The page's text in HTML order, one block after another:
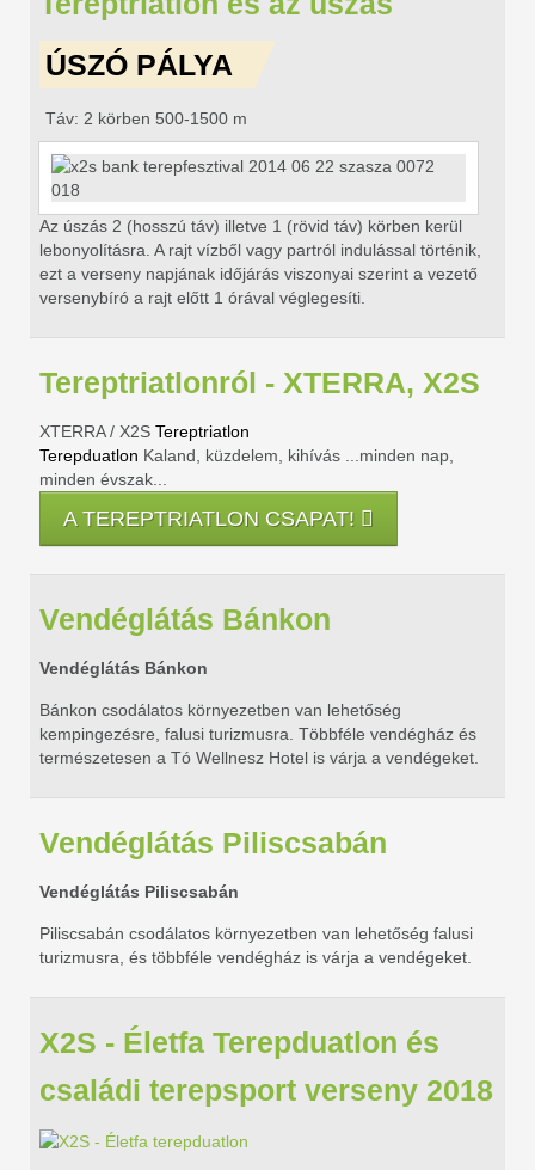
ÚSZÓ PÁLYA
Táv: 2 körben 500-1500 m
Az úszás 2 (hosszú táv) illetve 1 (rövid táv) körben kerül
lebonyolításra. A rajt vízből vagy partról indulással történik,
ezt a verseny napjának időjárás viszonyai szerint a vezető
versenybíró a rajt előtt 1 órával véglegesíti.
Tereptriatlonról - XTERRA, X2S
XTERRA / X2S Tereptriatlon
Terepduatlon Kaland, küzdelem, kihívás ...minden nap,
minden évszak...
A TEREPTRIATLON CSAPAT!
Vendéglátás Bánkon
Vendéglátás Bánkon
Bánkon csodálatos környezetben van lehetőség
kempingezésre, falusi turizmusra. Többféle vendégház és
természetesen a Tó Wellnesz Hotel is várja a vendégeket.
Vendéglátás Piliscsabán
Vendéglátás Piliscsabán
Piliscsabán csodálatos környezetben van lehetőség falusi
turizmusra, és többféle vendégház is várja a vendégeket.
X2S - Életfa Terepduatlon és
családi terepsport verseny 2018